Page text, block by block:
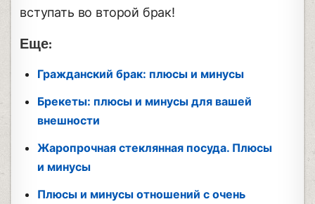
вступать во второй брак!
Еще:
Гражданский брак: плюсы и минусы
Брекеты: плюсы и минусы для вашей
внешности
Жаропрочная стеклянная посуда. Плюсы
и минусы
Плюсы и минусы отношений с очень